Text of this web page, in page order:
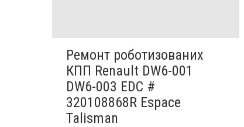
Ремонт роботизованих
КПП Renault DW6-001
DW6-003 EDC #
320108868R Espace
Talisman